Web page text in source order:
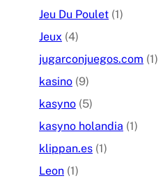
Jeu Du Poulet (1)
Jeux (4)
jugarconjuegos.com (1)
kasino (9)
kasyno (5)
kasyno holandia (1)
klippan.es (1)
Leon (1)